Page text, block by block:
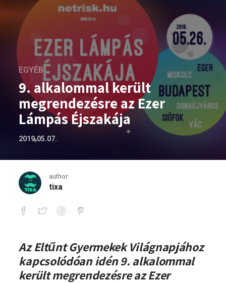
EGYÉB
9. alkalommal került
megrendezésre az Ezer
Lámpás Éjszakája
2019.05.07.
author:
tixa
9. alkalommal került megrendezésre
Az Eltűnt Gyermekek Világnapjához
kapcsolódóan idén 9. alkalommal
került megrendezésre az Ezer